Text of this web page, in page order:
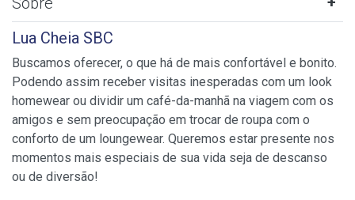
Lua Cheia SBC
Buscamos oferecer, o que há de mais confortável e bonito.
Podendo assim receber visitas inesperadas com um look
homewear ou dividir um café-da-manhã na viagem com os
amigos e sem preocupação em trocar de roupa com o
conforto de um loungewear. Queremos estar presente nos
momentos mais especiais de sua vida seja de descanso
ou de diversão!